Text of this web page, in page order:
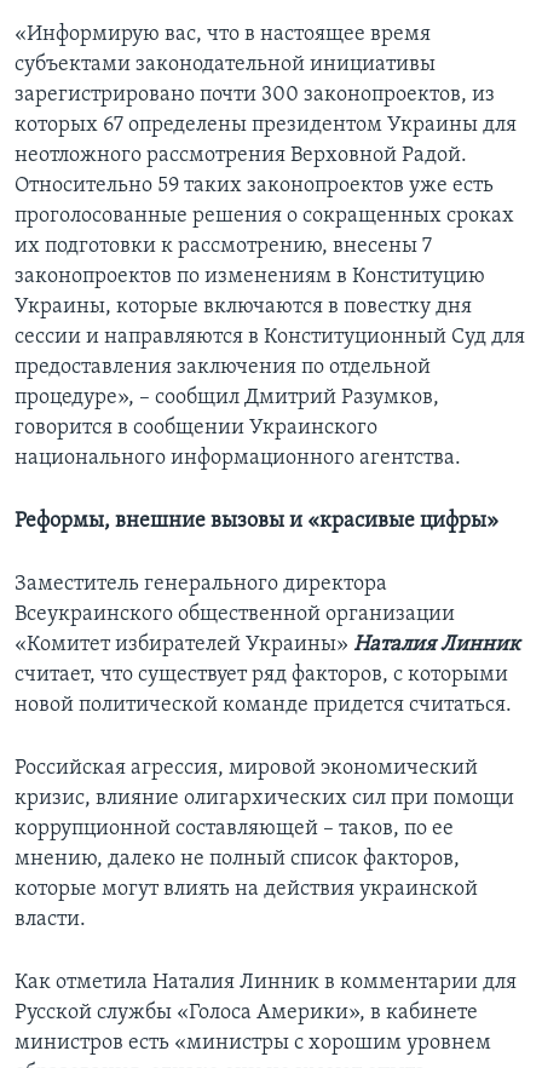
«Информирую вас, что в настоящее время
субъектами законодательной инициативы
зарегистрировано почти 300 законопроектов, из
которых 67 определены президентом Украины для
неотложного рассмотрения Верховной Радой.
Относительно 59 таких законопроектов уже есть
проголосованные решения о сокращенных сроках
их подготовки к рассмотрению, внесены 7
законопроектов по изменениям в Конституцию
Украины, которые включаются в повестку дня
сессии и направляются в Конституционный Суд для
предоставления заключения по отдельной
процедуре», – сообщил Дмитрий Разумков,
говорится в сообщении Украинского
национального информационного агентства.
Реформы, внешние вызовы и «красивые цифры»
Заместитель генерального директора
Всеукраинского общественной организации
«Комитет избирателей Украины» Наталия Линник
считает, что существует ряд факторов, с которыми
новой политической команде придется считаться.
Российская агрессия, мировой экономический
кризис, влияние олигархических сил при помощи
коррупционной составляющей – таков, по ее
мнению, далеко не полный список факторов,
которые могут влиять на действия украинской
власти.
Как отметила Наталия Линник в комментарии для
Русской службы «Голоса Америки», в кабинете
министров есть «министры с хорошим уровнем